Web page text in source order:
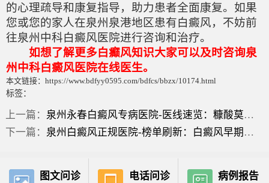
的心理疏导和康复指导，助力患者全面康复。如果
您或您的家人在泉州泉港地区患有白癜风，不妨前
往泉州中科白癜风医院进行咨询和治疗。
如想了解更多白癫风知识大家可以及时咨询泉
州中科白癜风医院在线医生。
本文链接：https://www.bdfyy0595.com/bdfcs/bbzx/10174.html
标签：
上一篇： 泉州永春白癜风专病医院-医线速览：糠酸莫米松乳膏可以治疗白斑吗？
下一篇： 泉州白癜风正规医院-榜单刷新：白癜风早期症状图片？
图文问诊 电话问诊 病例报告